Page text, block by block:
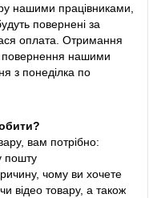
нашими працівниками,
повернені за
оплата. Отримання
повернення нашими
з понеділка по
вам потрібно:
пошту
чому ви хочете
відео товару, а також